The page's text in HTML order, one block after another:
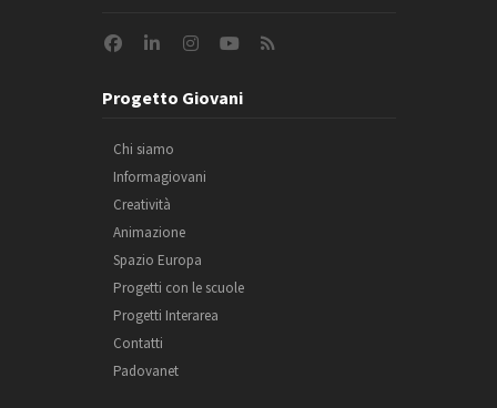
Progetto Giovani
Chi siamo
Informagiovani
Creatività
Animazione
Spazio Europa
Progetti con le scuole
Progetti Interarea
Contatti
Padovanet